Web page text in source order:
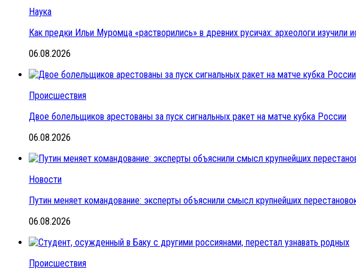
Наука
Как предки Ильи Муромца «растворились» в древних русичах: археологи
06.08.2026
Происшествия
Двое болельщиков арестованы за пуск сигнальных ракет на матче кубка России
06.08.2026
Новости
Путин меняет командование: эксперты объяснили смысл крупнейших
06.08.2026
Происшествия